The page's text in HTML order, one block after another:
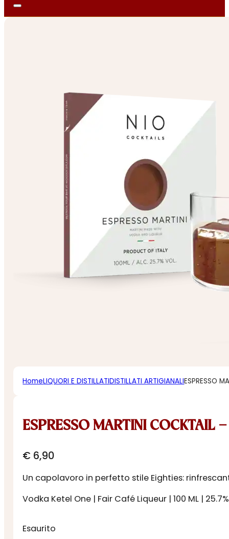
HomeLIQUORI E DISTILLATIDISTILLATI ARTIGIANALIESPRESSO
ESPRESSO MARTINI COCKTAIL
€ 6,90
Un capolavoro in perfetto stile Eighties:
Vodka Ketel One | Fair Café Liqueur | 100 ML |
Esaurito